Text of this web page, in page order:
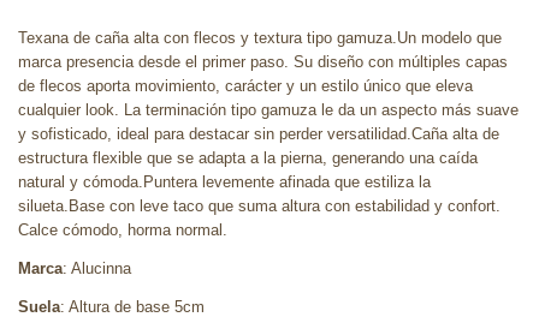
Texana de caña alta con flecos y textura tipo gamuza.Un modelo que
marca presencia desde el primer paso. Su diseño con múltiples capas
de flecos aporta movimiento, carácter y un estilo único que eleva
cualquier look. La terminación tipo gamuza le da un aspecto más suave
y sofisticado, ideal para destacar sin perder versatilidad.Caña alta de
estructura flexible que se adapta a la pierna, generando una caída
natural y cómoda.Puntera levemente afinada que estiliza la
silueta.Base con leve taco que suma altura con estabilidad y confort.
Calce cómodo, horma normal.
Marca: Alucinna
Suela: Altura de base 5cm